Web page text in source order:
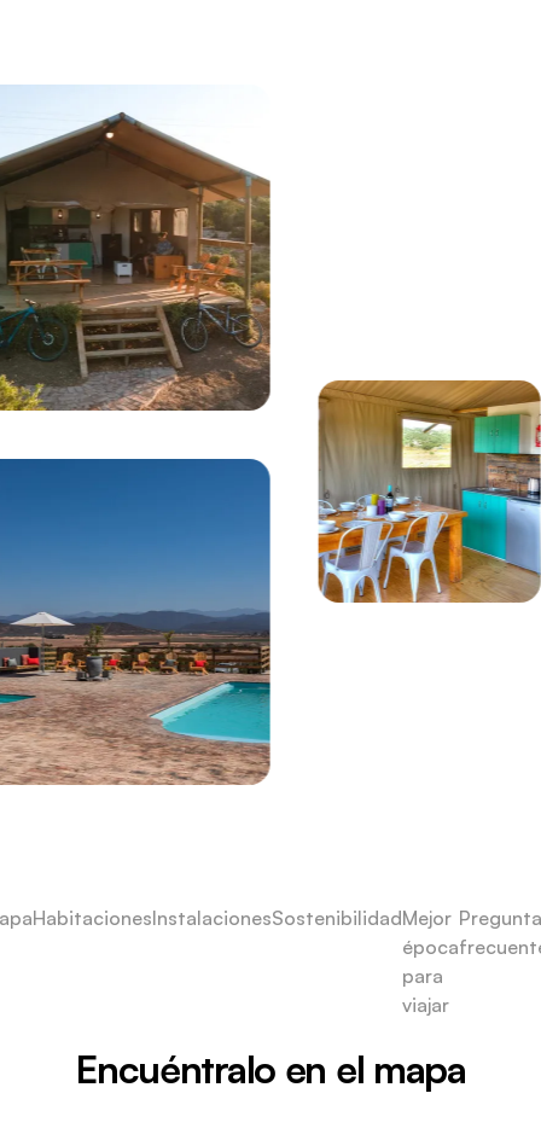
HabitacionesInstalacionesSostenibilidadMejor
época
para
viajar
Encuéntralo en el mapa